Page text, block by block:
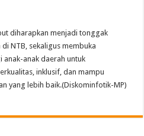
diharapkan menjadi tonggak
NTB, sekaligus membuka
anak-anak daerah untuk
inklusif, dan mampu
yang lebih baik.(Diskominfotik-MP)